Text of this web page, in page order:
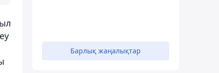
Барлық жаңалықтар